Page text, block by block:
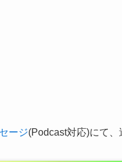
ージ(Podcast対応)にて、